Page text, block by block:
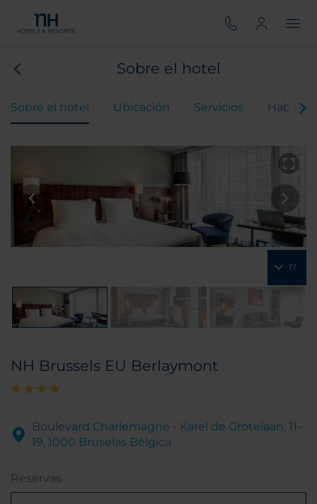
Sobre el hotel
Sobre el hotel Ubicación Servicios
17
NH Brussels EU Berlaymont
Boulevard Charlemagne - Karel de Grotelaan, 11-
19, 1000 Bruselas Bélgica
Reservas